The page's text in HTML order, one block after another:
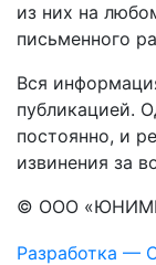
из них на
письменного
Вся
публикацией.
постоянно, и
извинения за
© ООО
Разработка —